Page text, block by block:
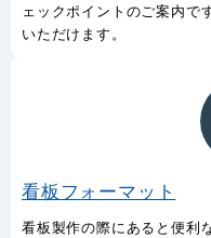
ェックポイントのご案内で
いただけます。
看板フォーマット
看板製作の際にあると便利